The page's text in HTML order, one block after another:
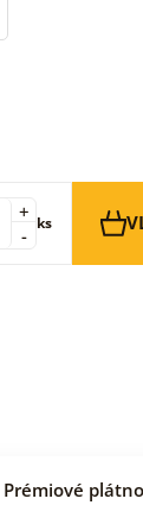
-
+ ks
Prémiové